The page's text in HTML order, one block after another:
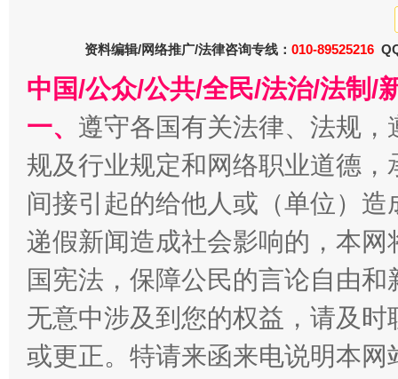
资料编辑/网络推广/法律咨询专线： 010-89525216
中国/公众/公共/全民/法治/法制/
一、 遵守各国有关法律、法规
规及行业规定和网络职业道德
间接引起的给他人或（单位）
递假新闻造成社会影响的，本
国宪法，保障公民的言论自由
无意中涉及到您的权益，请及
或更正。特请来函来电说明本